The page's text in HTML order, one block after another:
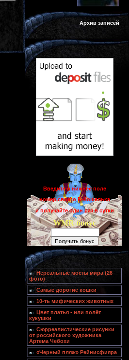
Архив записей
Введите в нижнее поле
номер своего R-Кошелька
и получайте один раз в сутки
WMR-бонус
Нереальные мосты мира (26
фото)
Самые дорогие кошки
10-ть мифических животных
Цвет платья - или полёт
кукушки
Сюрреалистические рисунки
от российского художника
Артема Чебохи
«Черный пляж» Рейнисфияра